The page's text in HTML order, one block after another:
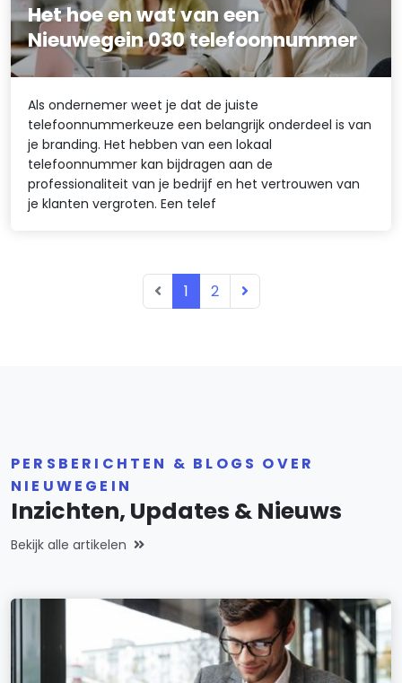
Het hoe en wat van een
Nieuwegein 030 telefoonnummer
Als ondernemer weet je dat de juiste
telefoonnummerkeuze een belangrijk onderdeel is van
je branding. Het hebben van een lokaal
telefoonnummer kan bijdragen aan de
professionaliteit van je bedrijf en het vertrouwen van
je klanten vergroten. Een telef
1 2
PERSBERICHTEN & BLOGS OVER
NIEUWEGEIN
Inzichten, Updates & Nieuws
Bekijk alle artikelen